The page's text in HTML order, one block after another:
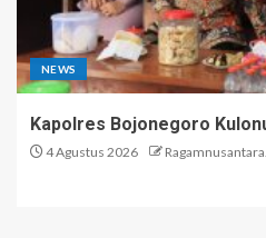
NEWS
Kapolres Bojonegoro
4 Agustus 2026